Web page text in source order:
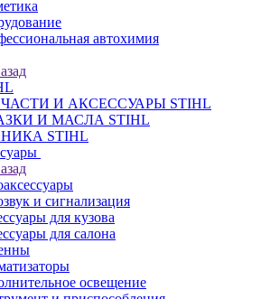
автохимия
И АКСЕССУАРЫ STIHL
И МАСЛА STIHL
STIHL
и сигнализация
для кузова
для салона
освещение